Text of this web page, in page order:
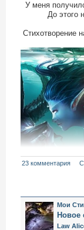
У меня
До этого
Стихотворение
23 комментария
Мои
Новое
Law